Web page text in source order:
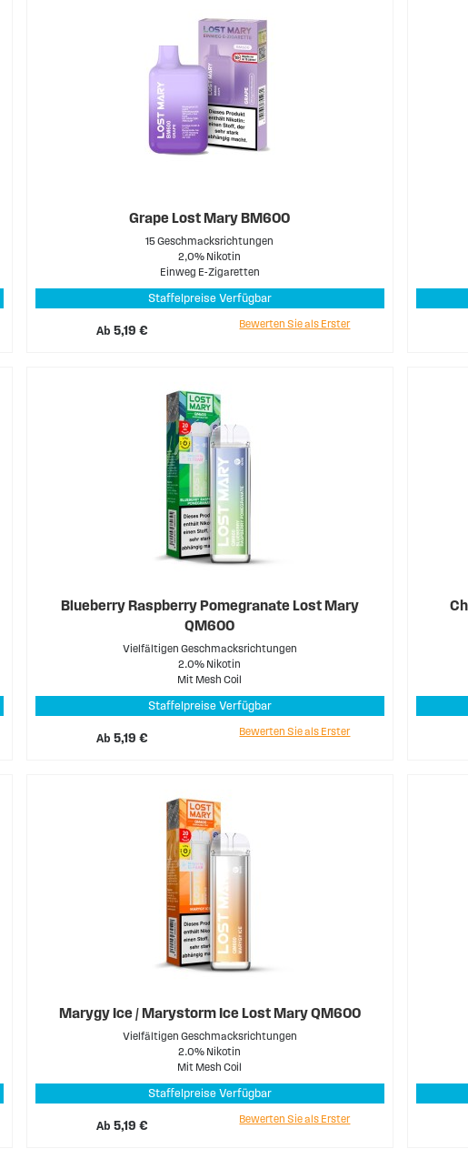
Grape Lost Mary BM600
15 Geschmacksrichtungen
2,0% Nikotin
Einweg E-Zigaretten
Staffelpreise Verfügbar
Ab5,19 €
Bewerten Sie als Erster
Blueberry Raspberry Pomegranate Lost Mary
QM600
Vielfältigen Geschmacksrichtungen
2.0% Nikotin
Mit Mesh Coil
Staffelpreise Verfügbar
Ab5,19 €
Bewerten Sie als Erster
Marygy Ice / Marystorm Ice Lost Mary QM600
Vielfältigen Geschmacksrichtungen
2.0% Nikotin
Mit Mesh Coil
Staffelpreise Verfügbar
Ab5,19 €
Bewerten Sie als Erster